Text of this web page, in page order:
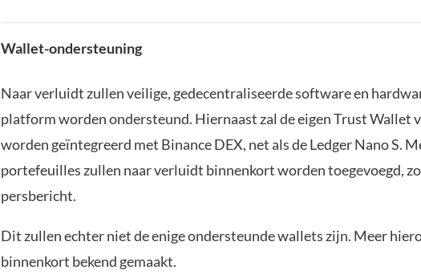
Wallet-ondersteuning
Naar verluidt zullen veilige, gedecentraliseerde software en
platform worden ondersteund. Hiernaast zal de eigen Trust Wallet
worden geïntegreerd met Binance DEX, net als de Ledger Nano S.
portefeuilles zullen naar verluidt binnenkort worden toegevoegd,
persbericht.
Dit zullen echter niet de enige ondersteunde wallets zijn. Meer
binnenkort bekend gemaakt.